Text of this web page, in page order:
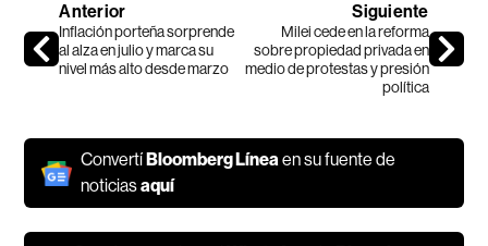
Anterior
Inflación porteña sorprende
al alza en julio y marca su
nivel más alto desde marzo
Siguiente
Milei cede en la reforma
sobre propiedad privada en
medio de protestas y presión
política
Convertí Bloomberg Líneaen su fuente de
noticiasaquí